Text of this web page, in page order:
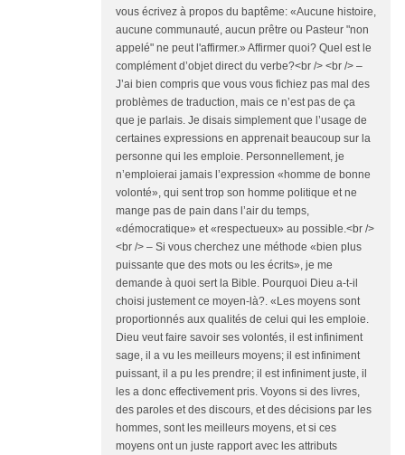
vous écrivez à propos du baptême: «Aucune histoire,
aucune communauté, aucun prêtre ou Pasteur "non
appelé" ne peut l'affirmer.» Affirmer quoi? Quel est le
complément d’objet direct du verbe?<br /> <br /> –
J’ai bien compris que vous vous fichiez pas mal des
problèmes de traduction, mais ce n’est pas de ça
que je parlais. Je disais simplement que l’usage de
certaines expressions en apprenait beaucoup sur la
personne qui les emploie. Personnellement, je
n’emploierai jamais l’expression «homme de bonne
volonté», qui sent trop son homme politique et ne
mange pas de pain dans l’air du temps,
«démocratique» et «respectueux» au possible.<br />
<br /> – Si vous cherchez une méthode «bien plus
puissante que des mots ou les écrits», je me
demande à quoi sert la Bible. Pourquoi Dieu a-t-il
choisi justement ce moyen-là?. «Les moyens sont
proportionnés aux qualités de celui qui les emploie.
Dieu veut faire savoir ses volontés, il est infiniment
sage, il a vu les meilleurs moyens; il est infiniment
puissant, il a pu les prendre; il est infiniment juste, il
les a donc effectivement pris. Voyons si des livres,
des paroles et des discours, et des décisions par les
hommes, sont les meilleurs moyens, et si ces
moyens ont un juste rapport avec les attributs